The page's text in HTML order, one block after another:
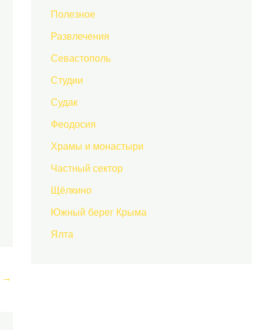
→
Полезное
Развлечения
Севастополь
Студии
Судак
Феодосия
Храмы и монастыри
Частный сектор
Щёлкино
Южный берег Крыма
Ялта